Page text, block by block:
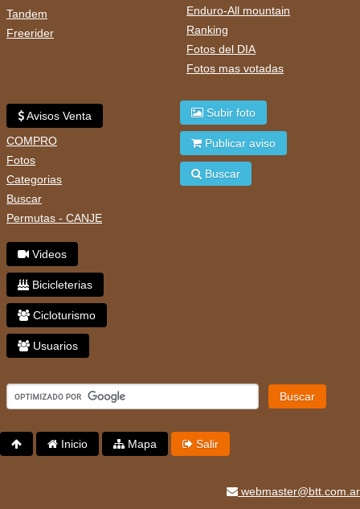
Tandem
Freerider
Enduro-All mountain
Ranking
Fotos del DIA
Fotos mas votadas
Avisos Venta
COMPRO
Fotos
Categorias
Buscar
Permutas - CANJE
Videos
Bicicleterias
Cicloturismo
Usuarios
Subir foto
Publicar aviso
Buscar
Buscar
Inicio Mapa Salir
webmaster@btt.com.ar